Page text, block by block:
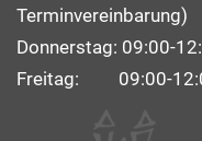
Terminvereinbarung)
Donnerstag: 09:00-
Freitag: 09:00-